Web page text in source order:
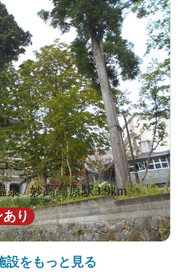
ミ
泉 / 妙高高原駅3.9km
り
設をもっと見る